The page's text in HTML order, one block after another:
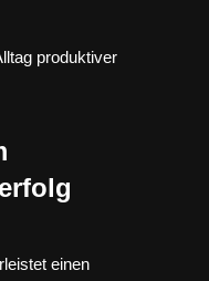
produktiver
einen